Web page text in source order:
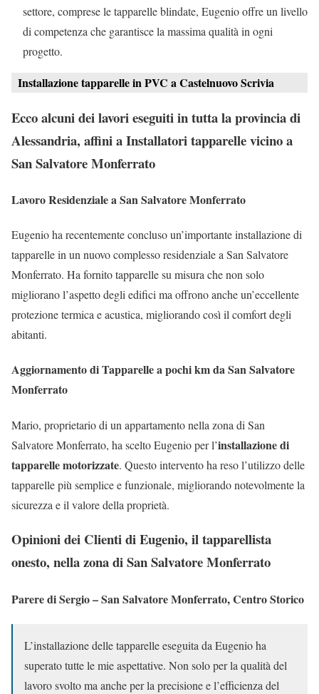
settore, comprese le tapparelle blindate, Eugenio offre un livello
di competenza che garantisce la massima qualità in ogni
progetto.
Installazione tapparelle in PVC a Castelnuovo Scrivia
Ecco alcuni dei lavori eseguiti in tutta la provincia di
Alessandria, affini a Installatori tapparelle vicino a
San Salvatore Monferrato
Lavoro Residenziale a San Salvatore Monferrato
Eugenio ha recentemente concluso un’importante installazione di
tapparelle in un nuovo complesso residenziale a San Salvatore
Monferrato. Ha fornito tapparelle su misura che non solo
migliorano l’aspetto degli edifici ma offrono anche un’eccellente
protezione termica e acustica, migliorando così il comfort degli
abitanti.
Aggiornamento di Tapparelle a pochi km da San Salvatore
Monferrato
Mario, proprietario di un appartamento nella zona di San
Salvatore Monferrato, ha scelto Eugenio per l’installazione di
tapparelle motorizzate. Questo intervento ha reso l’utilizzo delle
tapparelle più semplice e funzionale, migliorando notevolmente la
sicurezza e il valore della proprietà.
Opinioni dei Clienti di Eugenio, il tapparellista
onesto, nella zona di San Salvatore Monferrato
Parere di Sergio – San Salvatore Monferrato, Centro Storico
L’installazione delle tapparelle eseguita da Eugenio ha
superato tutte le mie aspettative. Non solo per la qualità del
lavoro svolto ma anche per la precisione e l’efficienza del